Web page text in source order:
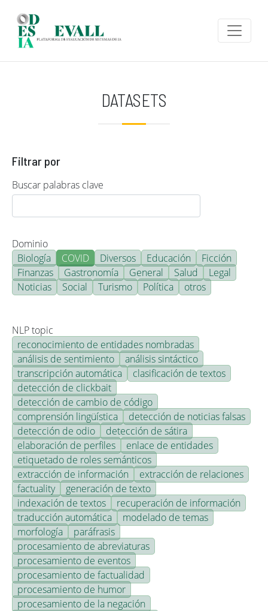
DATASETS
Filtrar por
Buscar palabras clave
Dominio
Biología
COVID Diversos Educación
Ficción
Finanzas
Gastronomía General Salud
Legal
Noticias
Social Turismo Política otros
NLP topic
reconocimiento de entidades nombradas
análisis de sentimiento
análisis sintáctico
transcripción automática
clasificación de textos
detección de clickbait
detección de cambio de código
comprensión lingüística
detección de noticias falsas
detección de odio
detección de sátira
elaboración de perfiles
enlace de entidades
etiquetado de roles semánticos
extracción de información
extracción de relaciones
factuality
generación de texto
indexación de textos
recuperación de información
traducción automática
modelado de temas
morfología
paráfrasis
procesamiento de abreviaturas
procesamiento de eventos
procesamiento de factualidad
procesamiento de humor
procesamiento de la negación